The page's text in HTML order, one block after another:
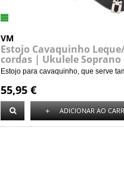
VM
Estojo Cavaquinho
cordas | Ukulele Soprano
Estojo para cavaquinho, que serve
55,95 €
+ ADICIONAR AO